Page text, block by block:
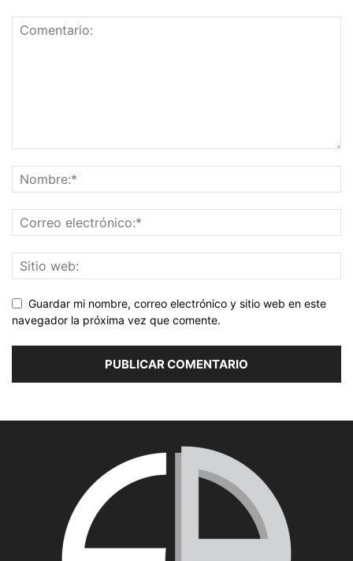
Guardar mi nombre, correo electrónico y sitio web en este
navegador la próxima vez que comente.